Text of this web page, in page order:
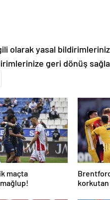
olarak yasal
geri dönüş
maçta
mağlup!
korkutan